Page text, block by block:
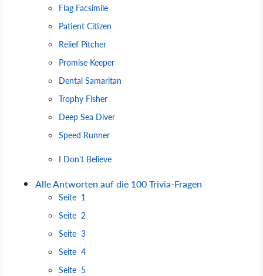
Flag Facsimile
Patient Citizen
Relief Pitcher
Promise Keeper
Dental Samaritan
Trophy Fisher
Deep Sea Diver
Speed Runner
I Don't Believe
Alle Antworten auf die 100 Trivia-Fragen
Seite 1
Seite 2
Seite 3
Seite 4
Seite 5